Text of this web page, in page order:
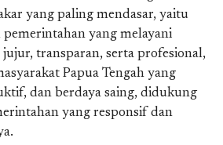
yang paling mendasar, yaitu
pemerintahan yang melayani
transparan, serta profesional,
Papua Tengah yang
dan berdaya saing, didukung
yang responsif dan